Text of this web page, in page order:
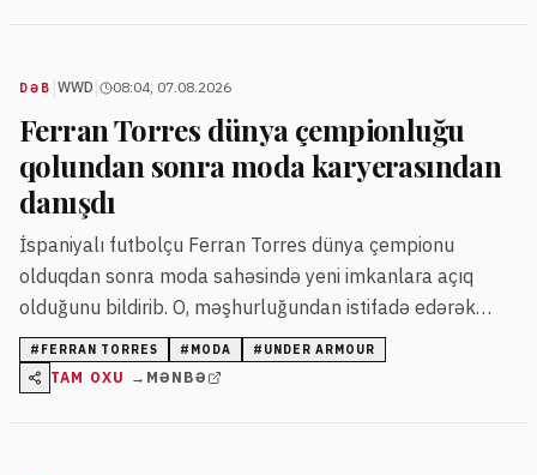
DƏB WWD 08:04, 07.08.2026
Ferran Torres dünya çempionluğu
qolundan sonra moda karyerasından
danışdı
İspaniyalı futbolçu Ferran Torres dünya çempionu
olduqdan sonra moda sahəsində yeni imkanlara açıq
olduğunu bildirib. O, məşhurluğundan istifadə edərək
moda ulduzu olmaq istədiyini deyib.
# FERRAN TORRES # MODA # UNDER ARMOUR
TAM OXU → MƏNBƏ